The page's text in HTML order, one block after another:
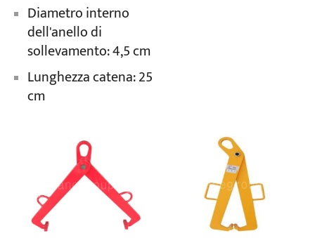
Diametro interno
dell'anello di
sollevamento: 4,5 cm
Lunghezza catena: 25
cm